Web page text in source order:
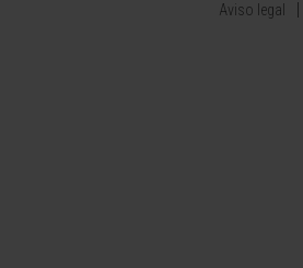
Aviso legal